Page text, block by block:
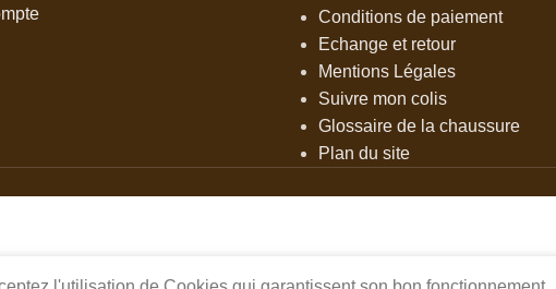
Conditions de paiement
Echange et retour
Mentions Légales
Suivre mon colis
Glossaire de la chaussure
Plan du site